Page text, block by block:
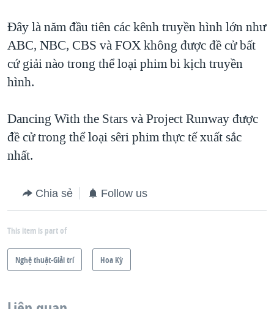
Đây là năm đầu tiên các kênh truyền hình lớn như
ABC, NBC, CBS và FOX không được đề cử bất
cứ giải nào trong thể loại phim bi kịch truyền
hình.
Dancing With the Stars và Project Runway được
đề cử trong thể loại sêri phim thực tế xuất sắc
nhất.
Chia sẻ Follow us
This item is part of
Nghệ thuật-Giải trí Hoa Kỳ